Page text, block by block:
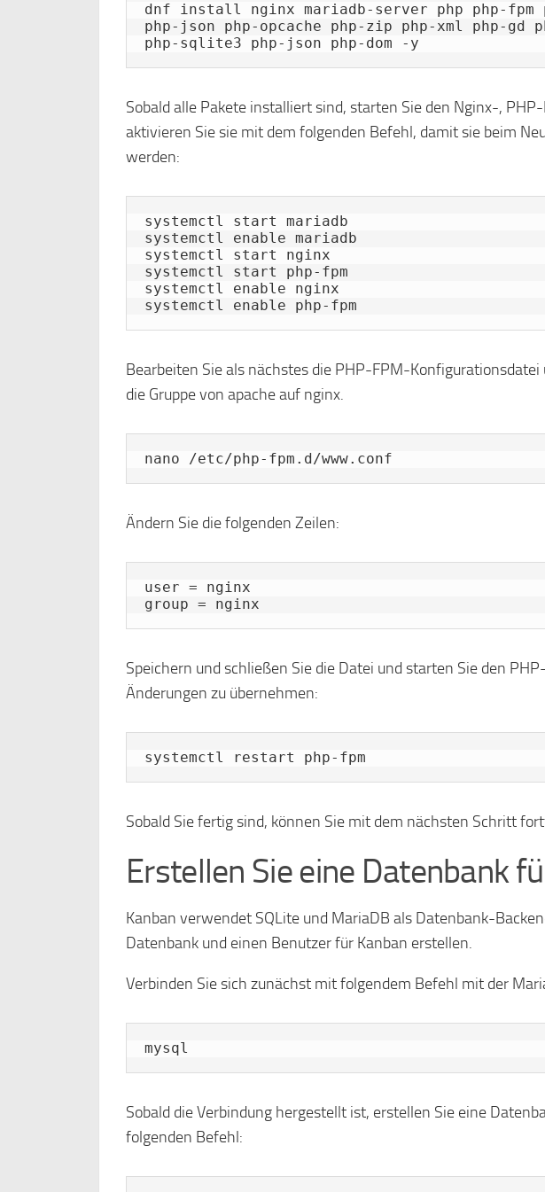
dnf install nginx mariadb-server php php-fpm
php-json php-opcache php-zip php-xml php-gd
php-sqlite3 php-json php-dom -y
Sobald alle Pakete installiert sind, starten Sie den Nginx-,
aktivieren Sie sie mit dem folgenden Befehl, damit sie beim
werden:
systemctl start mariadb
systemctl enable mariadb
systemctl start nginx
systemctl start php-fpm
systemctl enable nginx
systemctl enable php-fpm
Bearbeiten Sie als nächstes die PHP-FPM-
die Gruppe von apache auf nginx.
nano /etc/php-fpm.d/www.conf
Ändern Sie die folgenden Zeilen:
user = nginx
Speichern und schließen Sie die Datei und starten Sie den
Änderungen zu übernehmen:
systemctl restart php-fpm
Sobald Sie fertig sind, können Sie mit dem nächsten Schritt
Erstellen Sie eine Datenbank
Kanban verwendet SQLite und MariaDB als Datenbank-
Datenbank und einen Benutzer für Kanban erstellen.
Verbinden Sie sich zunächst mit folgendem Befehl mit der
mysql
Sobald die Verbindung hergestellt ist, erstellen Sie eine
folgenden Befehl: